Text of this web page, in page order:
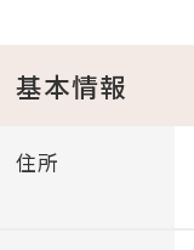
基本情報
住所